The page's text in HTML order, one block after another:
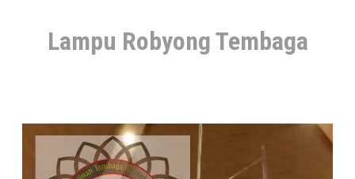
Lampu Robyong Tembaga